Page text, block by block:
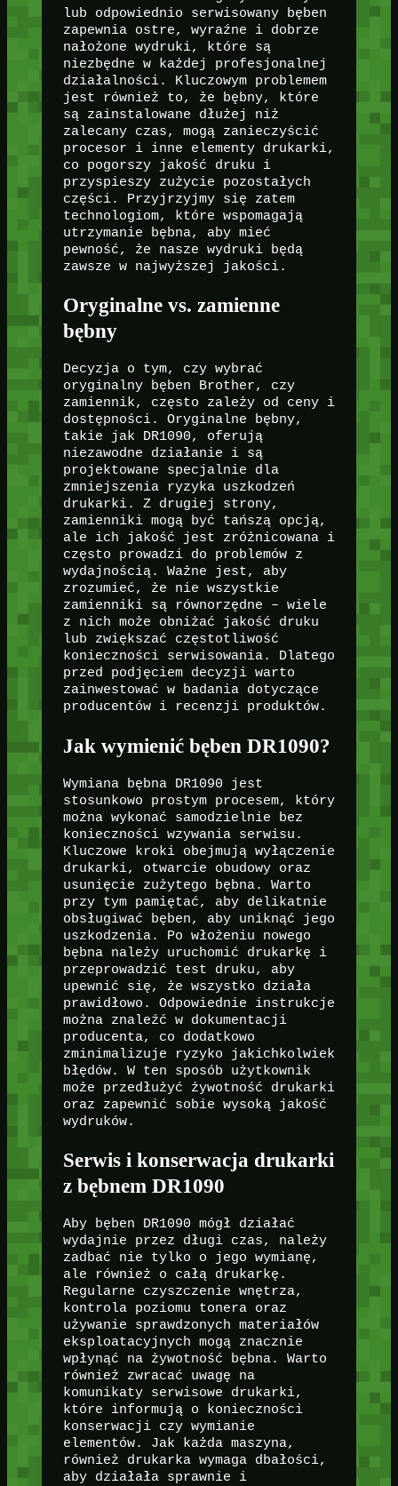
lub odpowiednio serwisowany bęben
zapewnia ostre, wyraźne i dobrze
nałożone wydruki, które są
niezbędne w każdej profesjonalnej
działalności. Kluczowym problemem
jest również to, że bębny, które
są zainstalowane dłużej niż
zalecany czas, mogą zanieczyścić
procesor i inne elementy drukarki,
co pogorszy jakość druku i
przyspieszy zużycie pozostałych
części. Przyjrzyjmy się zatem
technologiom, które wspomagają
utrzymanie bębna, aby mieć
pewność, że nasze wydruki będą
zawsze w najwyższej jakości.
Oryginalne vs. zamienne
bębny
Decyzja o tym, czy wybrać
oryginalny bęben Brother, czy
zamiennik, często zależy od ceny i
dostępności. Oryginalne bębny,
takie jak DR1090, oferują
niezawodne działanie i są
projektowane specjalnie dla
zmniejszenia ryzyka uszkodzeń
drukarki. Z drugiej strony,
zamienniki mogą być tańszą opcją,
ale ich jakość jest zróżnicowana i
często prowadzi do problemów z
wydajnością. Ważne jest, aby
zrozumieć, że nie wszystkie
zamienniki są równorzędne – wiele
z nich może obniżać jakość druku
lub zwiększać częstotliwość
konieczności serwisowania. Dlatego
przed podjęciem decyzji warto
zainwestować w badania dotyczące
producentów i recenzji produktów.
Jak wymienić bęben DR1090?
Wymiana bębna DR1090 jest
stosunkowo prostym procesem, który
można wykonać samodzielnie bez
konieczności wzywania serwisu.
Kluczowe kroki obejmują wyłączenie
drukarki, otwarcie obudowy oraz
usunięcie zużytego bębna. Warto
przy tym pamiętać, aby delikatnie
obsługiwać bęben, aby uniknąć jego
uszkodzenia. Po włożeniu nowego
bębna należy uruchomić drukarkę i
przeprowadzić test druku, aby
upewnić się, że wszystko działa
prawidłowo. Odpowiednie instrukcje
można znaleźć w dokumentacji
producenta, co dodatkowo
zminimalizuje ryzyko jakichkolwiek
błędów. W ten sposób użytkownik
może przedłużyć żywotność drukarki
oraz zapewnić sobie wysoką jakość
wydruków.
Serwis i konserwacja drukarki
z bębnem DR1090
Aby bęben DR1090 mógł działać
wydajnie przez długi czas, należy
zadbać nie tylko o jego wymianę,
ale również o całą drukarkę.
Regularne czyszczenie wnętrza,
kontrola poziomu tonera oraz
używanie sprawdzonych materiałów
eksploatacyjnych mogą znacznie
wpłynąć na żywotność bębna. Warto
również zwracać uwagę na
komunikaty serwisowe drukarki,
które informują o konieczności
konserwacji czy wymianie
elementów. Jak każda maszyna,
również drukarka wymaga dbałości,
aby działała sprawnie i